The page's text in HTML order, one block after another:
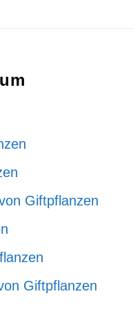
Giftpflanzen
Giftpflanzen